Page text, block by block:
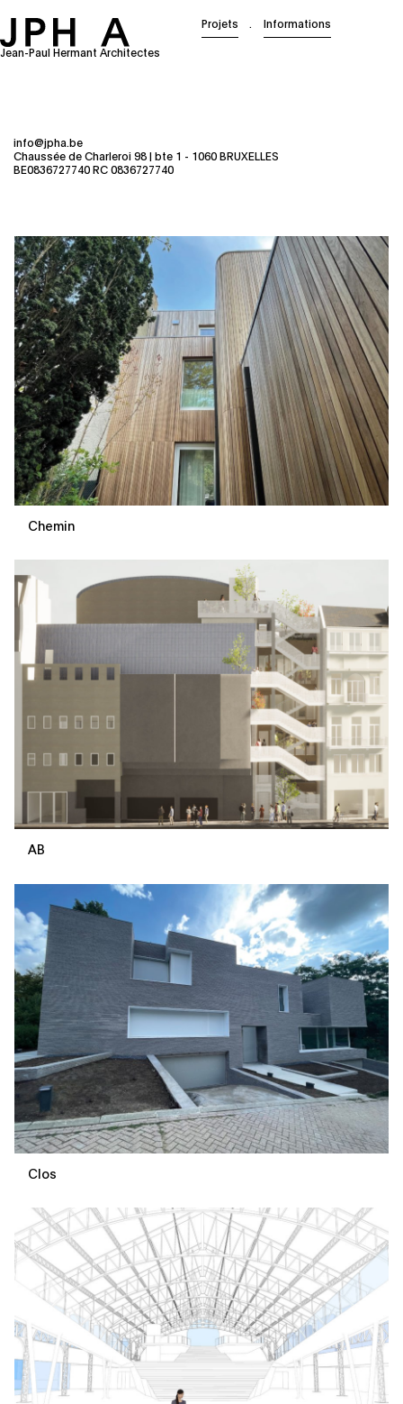
Jean-Paul Hermant Architectes
Projets Informations
info@jpha.be
Chaussée de Charleroi 98 | bte 1 - 1060 BRUXELLES
BE0836727740 RC 0836727740
Chemin
AB
Clos